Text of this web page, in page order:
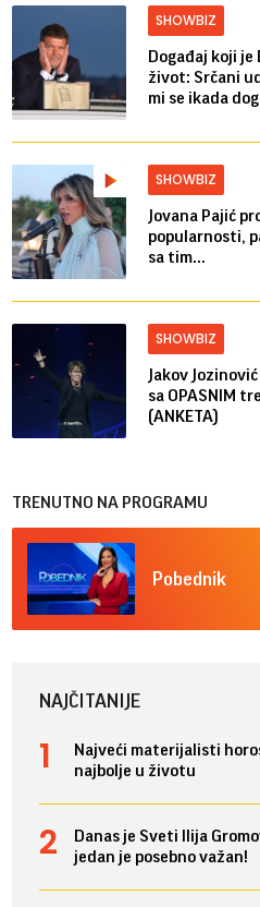
SHOWBIZ
Događaj koji
život: Srčani
mi se ikada
SHOWBIZ
Jovana Pajić
popularnosti,
sa tim...
SHOWBIZ
Jakov
sa OPASNIM
(ANKETA)
TRENUTNO NA PROGRAMU
Pobednik
NAJČITANIJE
Najveći materijalisti
najbolje u životu
Danas je Sveti Ilija
jedan je posebno važan!